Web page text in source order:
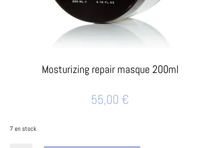
Mosturizing repair masque 200ml
55,00 €
7 en stock